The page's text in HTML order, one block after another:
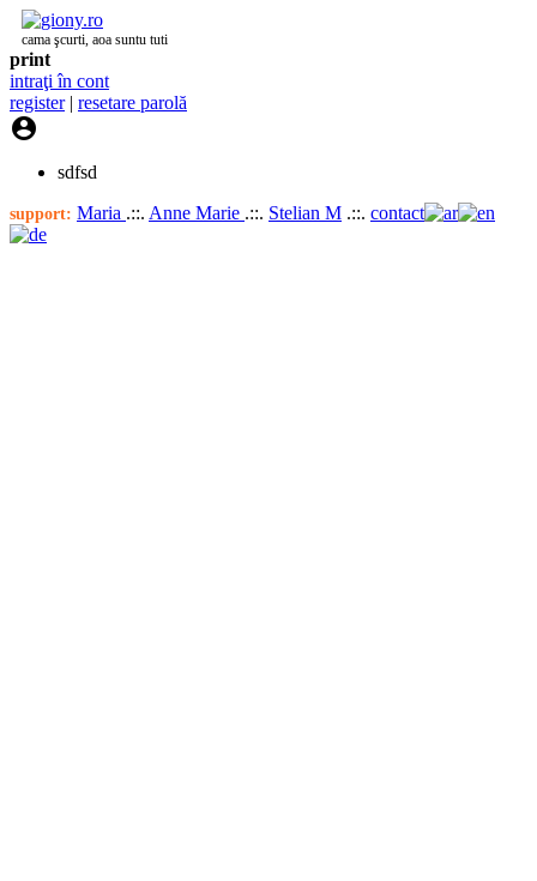
cama şcurti, aoa suntu tuti
print
intraţi în cont
register| resetare parolă

sdfsd
support: Maria .::. Anne Marie .::. Stelian M .::. contact